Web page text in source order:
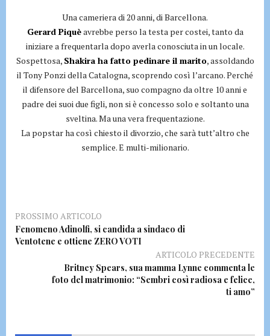
Una cameriera di 20 anni, di Barcellona.
Gerard Piquèavrebbe perso la testa per costei, tanto da
iniziare a frequentarla dopo averla conosciuta in un locale.
Sospettosa, Shakira ha fatto pedinare il marito, assoldando
il Tony Ponzi della Catalogna, scoprendo così l’arcano. Perché
il difensore del Barcellona, suo compagno da oltre 10 anni e
padre dei suoi due figli, non si è concesso solo e soltanto una
sveltina. Ma una vera frequentazione.
La popstar ha così chiesto il divorzio, che sarà tutt’altro che
semplice. E multi-milionario.
PROSSIMO ARTICOLO
Fenomeno Adinolfi, si candida a sindaco di
Ventotene e ottiene ZERO VOTI
ARTICOLO PRECEDENTE
Britney Spears, sua mamma Lynne commenta le
foto del matrimonio: “Sembri così radiosa e felice,
ti amo”